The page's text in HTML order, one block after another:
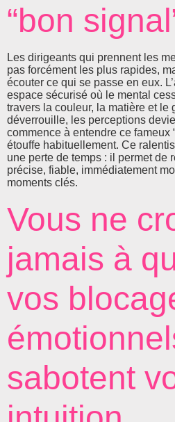
“bon
Les dirigeants qui prennent les
pas forcément les plus rapides,
écouter ce qui se passe en eux.
espace sécurisé où le mental
travers la couleur, la matière et le
déverrouille, les perceptions
commence à entendre ce fameux
étouffe habituellement. Ce
une perte de temps : il permet de
précise, fiable, immédiatement
moments clés.
Vous ne
jamais à
vos
sabotent